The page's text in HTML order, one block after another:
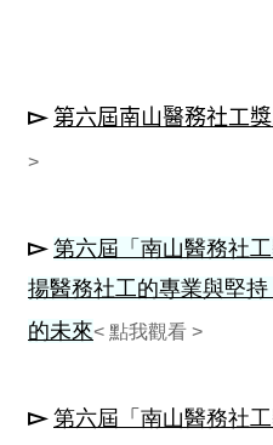
▻ 第六屆南山醫務社工
>
▻ 第六屆「南山醫務社
揚醫務社工的專業與堅
的未來< 點我觀看 >
▻ 第六屆「南山醫務社